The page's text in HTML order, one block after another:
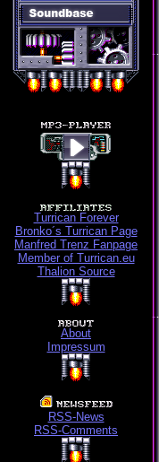
Turrican Forever
Bronko´s Turrican Page
Manfred Trenz Fanpage
Member of Turrican.eu
Thalion Source
About
Impressum
RSS-News
RSS-Comments